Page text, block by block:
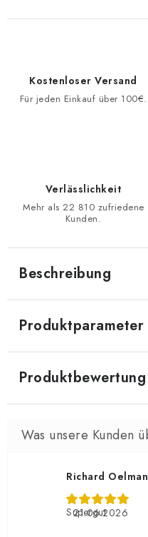
Kostenloser Versand
Für jeden Einkauf über 100€.
Verlässlichkeit
Mehr als 22 810 zufriedene
Kunden.
Beschreibung
Produktparameter
Richard
21.06.2026
Supergut